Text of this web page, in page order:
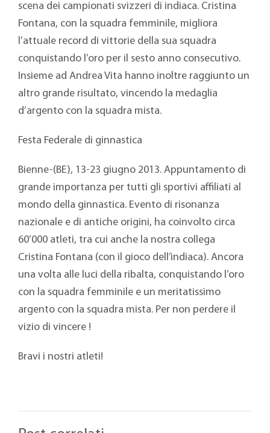
scena dei campionati svizzeri di indiaca. Cristina
Fontana, con la squadra femminile, migliora
l’attuale record di vittorie della sua squadra
conquistando l’oro per il sesto anno consecutivo.
Insieme ad Andrea Vita hanno inoltre raggiunto un
altro grande risultato, vincendo la medaglia
d’argento con la squadra mista.
Festa Federale di ginnastica
Bienne-(BE), 13-23 giugno 2013. Appuntamento di
grande importanza per tutti gli sportivi affiliati al
mondo della ginnastica. Evento di risonanza
nazionale e di antiche origini, ha coinvolto circa
60’000 atleti, tra cui anche la nostra collega
Cristina Fontana (con il gioco dell’indiaca). Ancora
una volta alle luci della ribalta, conquistando l’oro
con la squadra femminile e un meritatissimo
argento con la squadra mista. Per non perdere il
vizio di vincere !
Bravi i nostri atleti!